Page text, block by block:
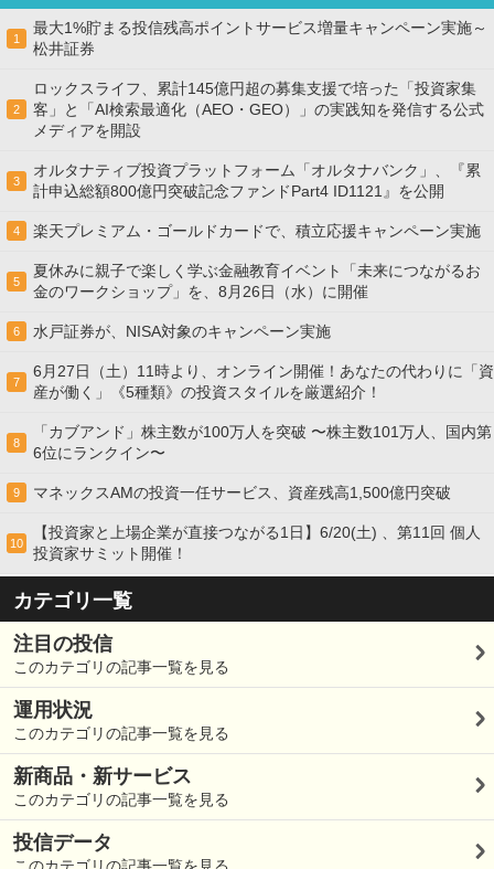
1
最大1%貯まる投信残高ポイントサービス増量キャンペーン実施～
松井証券
2
ロックスライフ、累計145億円超の募集支援で培った「投資家集
客」と「AI検索最適化（AEO・GEO）」の実践知を発信する公式
メディアを開設
3
オルタナティブ投資プラットフォーム「オルタナバンク」、『累
計申込総額800億円突破記念ファンドPart4 ID1121』を公開
4 楽天プレミアム・ゴールドカードで、積立応援キャンペーン実施
5
夏休みに親子で楽しく学ぶ金融教育イベント「未来につながるお
金のワークショップ」を、8月26日（水）に開催
6 水戸証券が、NISA対象のキャンペーン実施
7
6月27日（土）11時より、オンライン開催！あなたの代わりに「資
産が働く」《5種類》の投資スタイルを厳選紹介！
8
「カブアンド」株主数が100万人を突破 〜株主数101万人、国内第
6位にランクイン〜
9 マネックスAMの投資一任サービス、資産残高1,500億円突破
10
【投資家と上場企業が直接つながる1日】6/20(土) 、第11回 個人
投資家サミット開催！
カテゴリ一覧
注目の投信
このカテゴリの記事一覧を見る
運用状況
このカテゴリの記事一覧を見る
新商品・新サービス
このカテゴリの記事一覧を見る
投信データ
このカテゴリの記事一覧を見る